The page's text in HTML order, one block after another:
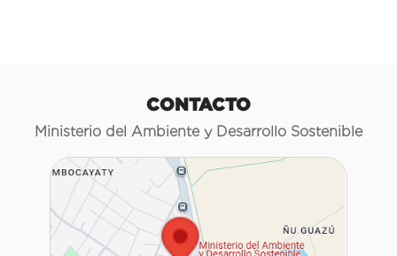
CONTACTO
Ministerio del Ambiente y Desarrollo Sostenible